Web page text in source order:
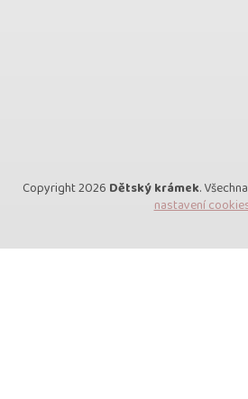
Copyright 2026 Dětský krámek.
nastavení